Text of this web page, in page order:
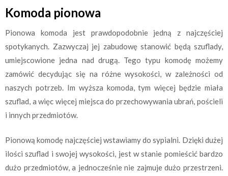
Komoda pionowa
Pionowa komoda jest prawdopodobnie jedną z najczęściej
spotykanych. Zazwyczaj jej zabudowę stanowić będą szuflady,
umiejscowione jedna nad drugą. Tego typu komodę możemy
zamówić decydując się na różne wysokości, w zależności od
naszych potrzeb. Im wyższa komoda, tym więcej będzie miała
szuflad, a więc więcej miejsca do przechowywania ubrań, pościeli
i innych przedmiotów.
Pionową komodę najczęściej wstawiamy do sypialni. Dzięki dużej
ilości szuflad i swojej wysokości, jest w stanie pomieścić bardzo
dużo przedmiotów, a jednocześnie nie zajmuje dużo przestrzeni.